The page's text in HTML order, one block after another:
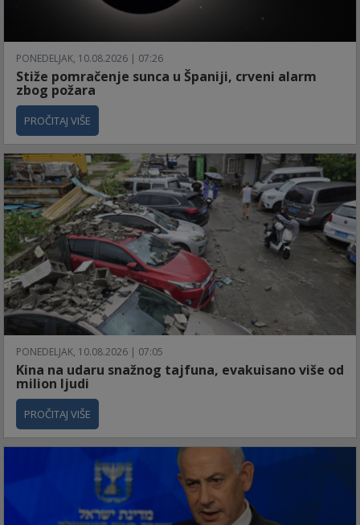
PONEDELJAK, 10.08.2026 | 07:26
Stiže pomračenje sunca u Španiji, crveni alarm
zbog požara
PROČITAJ VIŠE
PONEDELJAK, 10.08.2026 | 07:05
Kina na udaru snažnog tajfuna, evakuisano više od
milion ljudi
PROČITAJ VIŠE